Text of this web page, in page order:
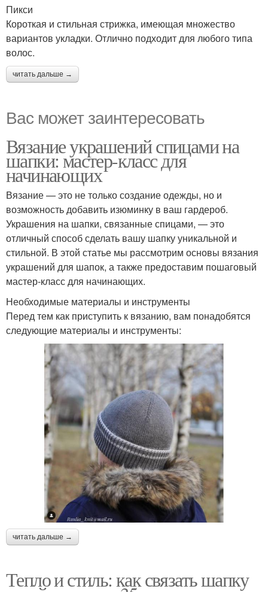
Пикси
Короткая и стильная стрижка, имеющая множество
вариантов укладки. Отлично подходит для любого типа
волос.
читать дальше →
Вас может заинтересовать
Вязание украшений спицами на
шапки: мастер-класс для
начинающих
Вязание — это не только создание одежды, но и
возможность добавить изюминку в ваш гардероб.
Украшения на шапки, связанные спицами, — это
отличный способ сделать вашу шапку уникальной и
стильной. В этой статье мы рассмотрим основы вязания
украшений для шапок, а также предоставим пошаговый
мастер-класс для начинающих.
Необходимые материалы и инструменты
Перед тем как приступить к вязанию, вам понадобятся
следующие материалы и инструменты:
читать дальше →
Тепло и стиль: как связать шапку